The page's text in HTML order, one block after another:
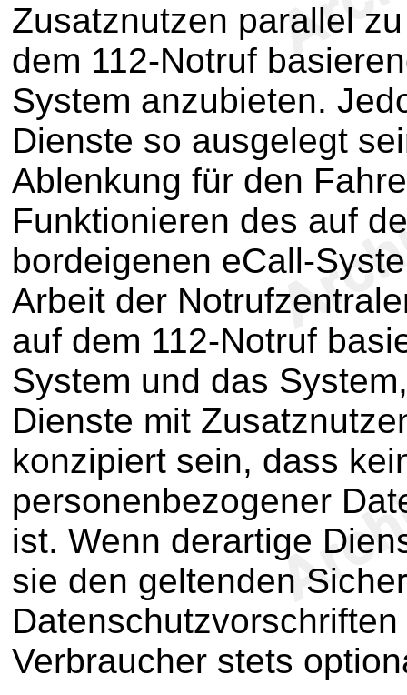
Zusatznutzen parallel
dem 112-Notruf
System anzubieten.
Dienste so ausgelegt
Ablenkung für den
Funktionieren des auf
bordeigenen eCall-
Arbeit der
auf dem 112-Notruf
System und das
Dienste mit
konzipiert sein, dass
personenbezogener
ist. Wenn derartige
sie den geltenden
Verbraucher stets